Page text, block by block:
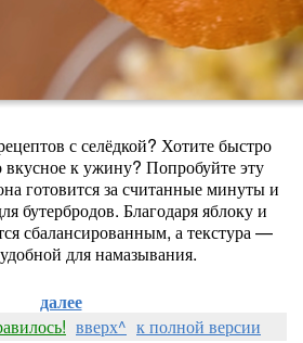
с селёдкой? Хотите быстро
вкусное к ужину? Попробуйте эту
готовится за считанные минуты и
бутербродов. Благодаря яблоку и
сбалансированным, а текстура —
для намазывания.
далее
вверх^ к полной версии